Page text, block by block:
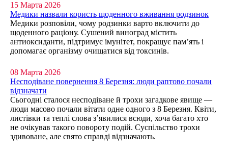
15 Марта 2026
Медики назвали користь щоденного вживання родзинок
Медики розповіли, чому родзинки варто включити до
щоденного раціону. Сушений виноград містить
антиоксиданти, підтримує імунітет, покращує пам’ять і
допомагає організму очищатися від токсинів.
08 Марта 2026
Несподіване повернення 8 Березня: люди раптово почали
відзначати
Сьогодні сталося несподіване й трохи загадкове явище —
люди масово почали вітати одне одного з 8 Березня. Квіти,
листівки та теплі слова з’явилися всюди, хоча багато хто
не очікував такого повороту подій. Суспільство трохи
здивоване, але свято справді відзначають.